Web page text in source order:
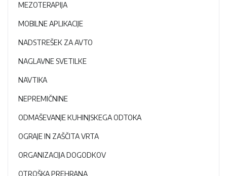
MEZOTERAPIJA
MOBILNE APLIKACIJE
NADSTREŠEK ZA AVTO
NAGLAVNE SVETILKE
NAVTIKA
NEPREMIČNINE
ODMAŠEVANJE KUHINJSKEGA ODTOKA
OGRAJE IN ZAŠČITA VRTA
ORGANIZACIJA DOGODKOV
OTROŠKA PREHRANA